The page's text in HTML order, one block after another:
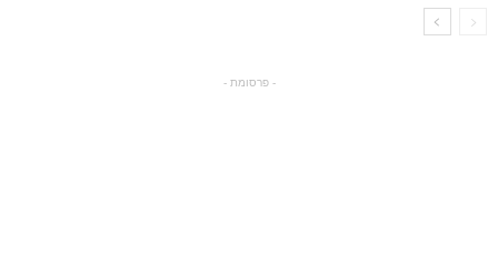
- פרסומת -